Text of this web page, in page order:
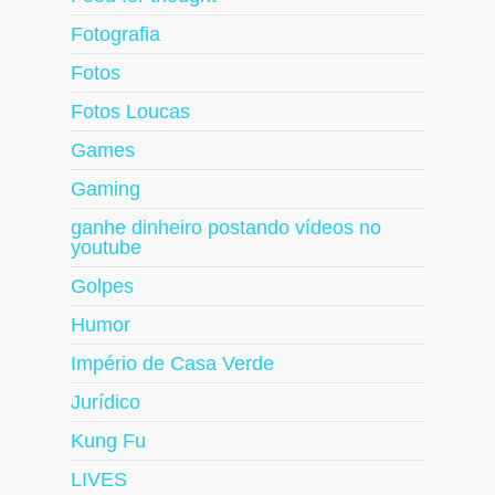
Fotografia
Fotos
Fotos Loucas
Games
Gaming
ganhe dinheiro postando vídeos no
youtube
Golpes
Humor
Império de Casa Verde
Jurídico
Kung Fu
LIVES